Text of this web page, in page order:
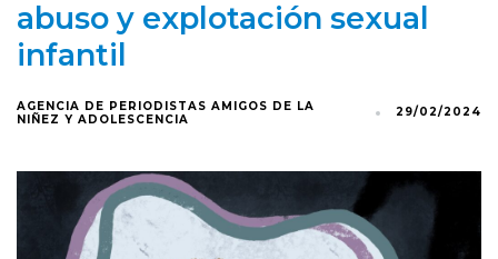
abuso y explotación sexual
infantil
AGENCIA DE PERIODISTAS AMIGOS DE LA
NIÑEZ Y ADOLESCENCIA
29/02/2024